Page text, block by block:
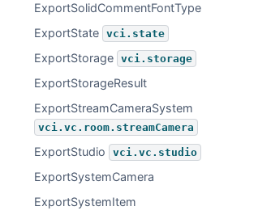
ExportSolidCommentFontType
ExportState
vci.state
ExportStorage vci.storage
ExportStorageResult
ExportStreamCameraSystem
vci.vc.room.streamCamera
ExportStudio vci.vc.studio
ExportSystemCamera
ExportSystemItem